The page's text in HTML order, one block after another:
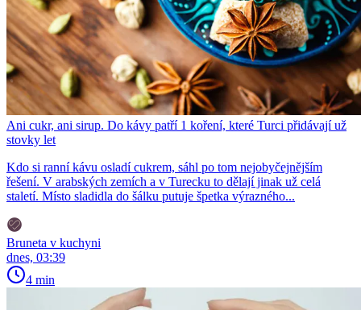
Ani cukr, ani sirup. Do kávy patří 1 koření, které Turci přidávají už
stovky let
Kdo si ranní kávu osladí cukrem, sáhl po tom nejobyčejnějším
řešení. V arabských zemích a v Turecku to dělají jinak už celá
staletí. Místo sladidla do šálku putuje špetka výrazného...
Bruneta v kuchyni
dnes, 03:39
4 min